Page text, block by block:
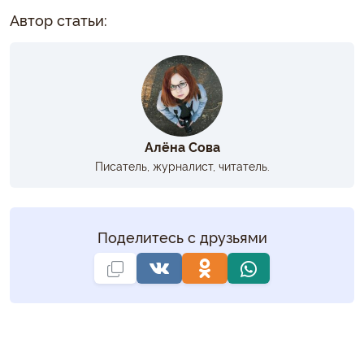
Автор статьи:
Алёна Сова
Писатель, журналист, читатель.
Поделитесь с друзьями